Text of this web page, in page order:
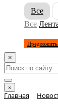
Все
Все
Предложить
×
×
Главная